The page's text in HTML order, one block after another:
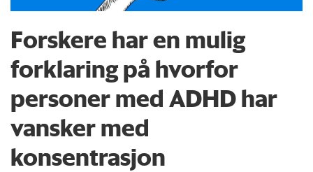
Forskere har en mulig
forklaring på hvorfor
personer med ADHD har
vansker med
konsentrasjon